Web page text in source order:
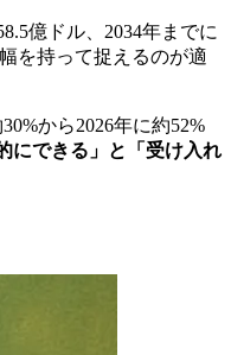
億ドル、2034年までに
を持って捉えるのが適
から2026年に約52%
にできる」と「受け入れ